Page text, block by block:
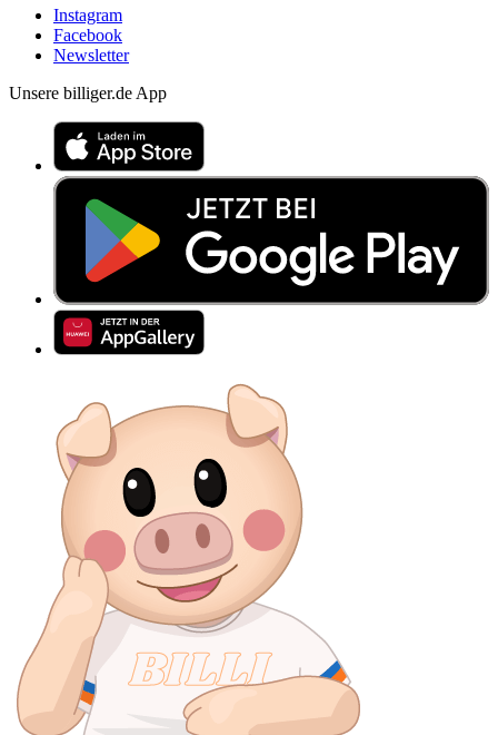
Instagram
Facebook
Newsletter
Unsere billiger.de App